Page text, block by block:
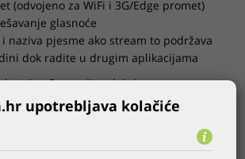
(odvojeno za WiFi i 3G/Edge promet)
glasnoće
naziva pjesme ako stream to podržava
dok radite u drugim aplikacijama
AppStore nije odobrio ovu
upotrebljava kolačiće